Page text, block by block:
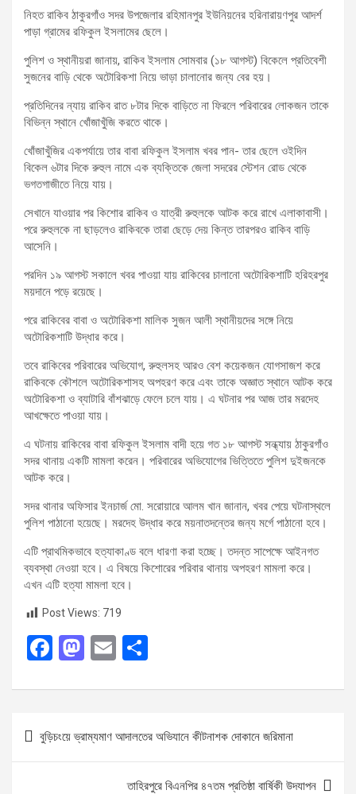
নিহত রাকিব ঠাকুরগাঁও সদর উপজেলার রহিমানপুর ইউনিয়নের হরিনারায়ণপুর আদর্শ
পাড়া গ্রামের রফিকুল ইসলামের ছেলে।‌
পুলিশ ও স্থানীয়রা জানায়, রাকিব ইসলাম সোমবার (১৮ আগস্ট) বিকেলে প্রতিবেশী
সুজনের বাড়ি থেকে অটোরিকশা নিয়ে ভাড়া চালানোর জন্য বের হয়।
প্রতিদিনের ন্যায় রাকিব রাত ৮টার দিকে বাড়িতে না ফিরলে পরিবারের লোকজন তাকে
বিভিন্ন স্থানে খোঁজাখুঁজি করতে থাকে।
খোঁজাখুঁজির একপর্যায়ে তার বাবা রফিকুল ইসলাম খবর পান- তার ছেলে ওইদিন
বিকেল ৬টার দিকে রুহুল নামে এক ব্যক্তিকে জেলা সদরের স্টেশন রোড থেকে
ভগতগাজীতে নিয়ে যায়।
সেখানে যাওয়ার পর কিশোর রাকিব ও যাত্রী রুহুলকে আটক করে রাখে এলাকাবাসী।
পরে রুহুলকে না ছাড়লেও রাকিবকে তারা ছেড়ে দেয় কিন্ত তারপরও রাকিব বাড়ি
আসেনি।
পরদিন ১৯ আগস্ট সকালে খবর পাওয়া যায় রাকিবের চালানো অটোরিকশাটি হরিহরপুর
ময়দানে পড়ে রয়েছে।
পরে রাকিবের বাবা ও অটোরিকশা মালিক সুজন আলী স্থানীয়দের সঙ্গে নিয়ে
অটোরিকশাটি উদ্ধার করে।
তবে রাকিবের পরিবারের অভিযোগ, রুহুলসহ আরও বেশ কয়েকজন যোগসাজশ করে
রাকিবকে কৌশলে অটোরিকশাসহ অপহরণ করে এবং তাকে অজ্ঞাত স্থানে আটক করে
অটোরিকশা ও ব্যাটারি বাঁশঝাড়ে ফেলে চলে যায়। এ ঘটনার পর আজ তার মরদেহ
আখক্ষেতে পাওয়া যায়।
এ ঘটনায় রাকিবের বাবা রফিকুল ইসলাম বাদী হয়ে গত ১৮ আগস্ট সন্ধ্যায় ঠাকুরগাঁও
সদর থানায় একটি মামলা করেন। পরিবারের অভিযোগের ভিত্তিতে পুলিশ দুইজনকে
আটক করে।
সদর থানার অফিসার ইনচার্জ মো. সরোয়ারে আলম খান জানান, খবর পেয়ে ঘটনাস্থলে
পুলিশ পাঠানো হয়েছে। মরদেহ উদ্ধার করে ময়নাতদন্তের জন্য মর্গে পাঠানো হবে।
এটি প্রাথমিকভাবে হত্যাকাণ্ড বলে ধারণা করা হচ্ছে। তদন্ত সাপেক্ষে আইনগত
ব্যবস্থা নেওয়া হবে। এ বিষয়ে কিশোরের পরিবার থানায় অপহরণ মামলা করে।
এখন এটি হত্যা মামলা হবে।
Post Views: 719
F
ce
o
M
st
d
E
ail ar
navigation
বুড়িচংয়ে ভ্রাম্যমাণ আদালতের অভিযানে কীটনাশক দোকানে জরিমানা
তাহিরপুরে বিএনপির ৪৭তম প্রতিষ্ঠা বার্ষিকী উদযাপন